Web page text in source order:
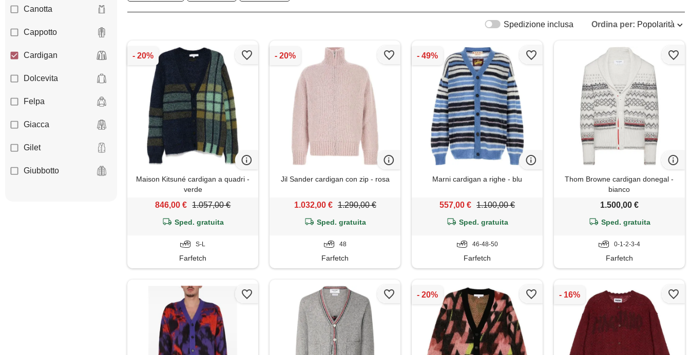
Canotta
Cappotto
Cardigan
Dolcevita
Felpa
Giacca
Gilet
Giubbotto
Ordina per: Popolarità
Spedizione inclusa
Maison Kitsuné cardigan a quadri -
verde
846,00 € 1.057,00 €
Sped. gratuita
S-L
Farfetch
Jil Sander cardigan con zip - rosa
1.032,00 € 1.290,00 €
Sped. gratuita
48
Farfetch
Marni cardigan a righe - blu
557,00 € 1.100,00 €
Sped. gratuita
46-48-50
Farfetch
Thom Browne cardigan donegal -
bianco
1.500,00 €
Sped. gratuita
0-1-2-3-4
Farfetch